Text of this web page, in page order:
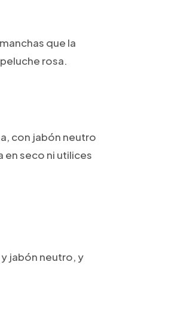
que la
rosa.
con jabón neutro
en seco ni utilices
jabón neutro, y